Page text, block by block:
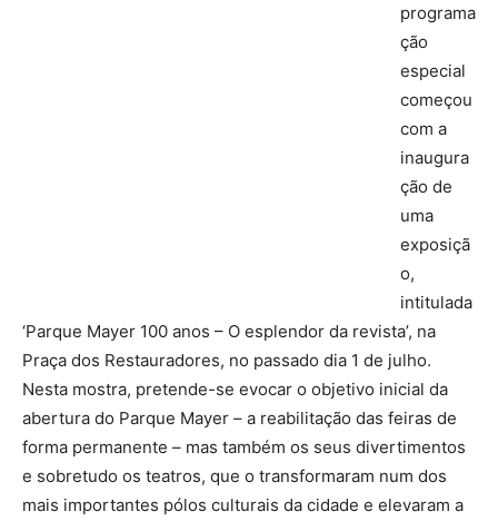
programa
ção
especial
começou
com a
inaugura
ção de
uma
exposiçã
o,
intitulada
‘Parque Mayer 100 anos – O esplendor da revista’, na
Praça dos Restauradores, no passado dia 1 de julho.
Nesta mostra, pretende-se evocar o objetivo inicial da
abertura do Parque Mayer – a reabilitação das feiras de
forma permanente – mas também os seus divertimentos
e sobretudo os teatros, que o transformaram num dos
mais importantes pólos culturais da cidade e elevaram a